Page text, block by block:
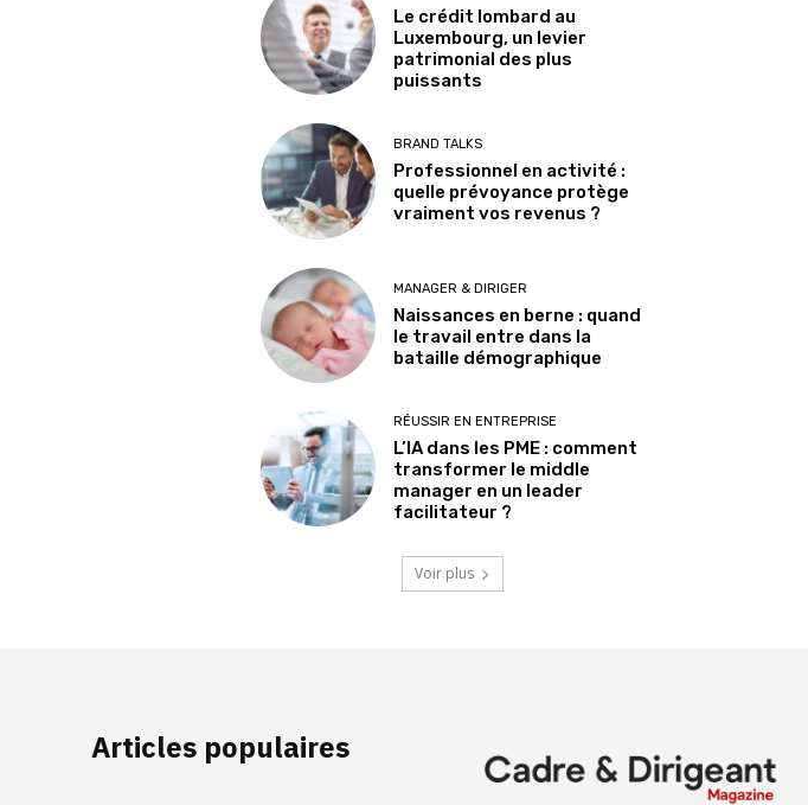
Le crédit lombard au
Luxembourg, un levier
patrimonial des plus
puissants
BRAND TALKS
Professionnel en activité :
quelle prévoyance protège
vraiment vos revenus ?
MANAGER & DIRIGER
Naissances en berne : quand
le travail entre dans la
bataille démographique
RÉUSSIR EN ENTREPRISE
L’IA dans les PME : comment
transformer le middle
manager en un leader
facilitateur ?
Voir plus
Articles populaires